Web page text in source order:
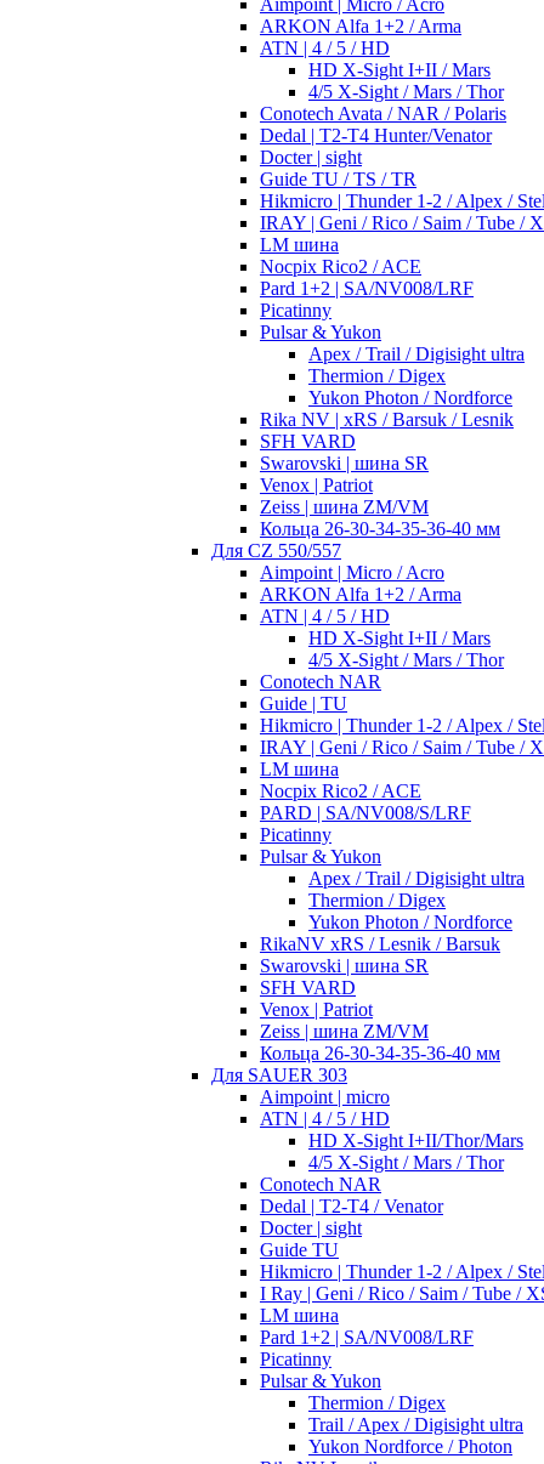
Aimpoint | Micro / Acro
ARKON Alfa 1+2 / Arma
ATN | 4 / 5 / HD
HD X-Sight I+II / Mars
4/5 X-Sight / Mars / Thor
Conotech Avata / NAR / Polaris
Dedal | T2-T4 Hunter/Venator
Docter | sight
Guide TU / TS / TR
Hikmicro | Thunder 1-2 / Alpex /
IRAY | Geni / Rico / Saim / Tube /
LM шина
Nocpix Rico2 / ACE
Pard 1+2 | SA/NV008/LRF
Picatinny
Pulsar & Yukon
Apex / Trail / Digisight ultra
Thermion / Digex
Yukon Photon / Nordforce
Rika NV | xRS / Barsuk / Lesnik
SFH VARD
Swarovski | шина SR
Venox | Patriot
Zeiss | шина ZM/VM
Кольца 26-30-34-35-36-40 мм
Для CZ 550/557
Aimpoint | Micro / Acro
ARKON Alfa 1+2 / Arma
ATN | 4 / 5 / HD
HD X-Sight I+II / Mars
4/5 X-Sight / Mars / Thor
Conotech NAR
Guide | TU
Hikmicro | Thunder 1-2 / Alpex /
IRAY | Geni / Rico / Saim / Tube /
LM шина
Nocpix Rico2 / ACE
PARD | SA/NV008/S/LRF
Picatinny
Pulsar & Yukon
Apex / Trail / Digisight ultra
Thermion / Digex
Yukon Photon / Nordforce
RikaNV xRS / Lesnik / Barsuk
Swarovski | шина SR
SFH VARD
Venox | Patriot
Zeiss | шина ZM/VM
Кольца 26-30-34-35-36-40 мм
Для SAUER 303
Aimpoint | micro
ATN | 4 / 5 / HD
HD X-Sight I+II/Thor/Mars
4/5 X-Sight / Mars / Thor
Conotech NAR
Dedal | T2-T4 / Venator
Docter | sight
Guide TU
Hikmicro | Thunder 1-2 / Alpex /
I Ray | Geni / Rico / Saim / Tube /
LM шина
Pard 1+2 | SA/NV008/LRF
Picatinny
Pulsar & Yukon
Thermion / Digex
Trail / Apex / Digisight ultra
Yukon Nordforce / Photon